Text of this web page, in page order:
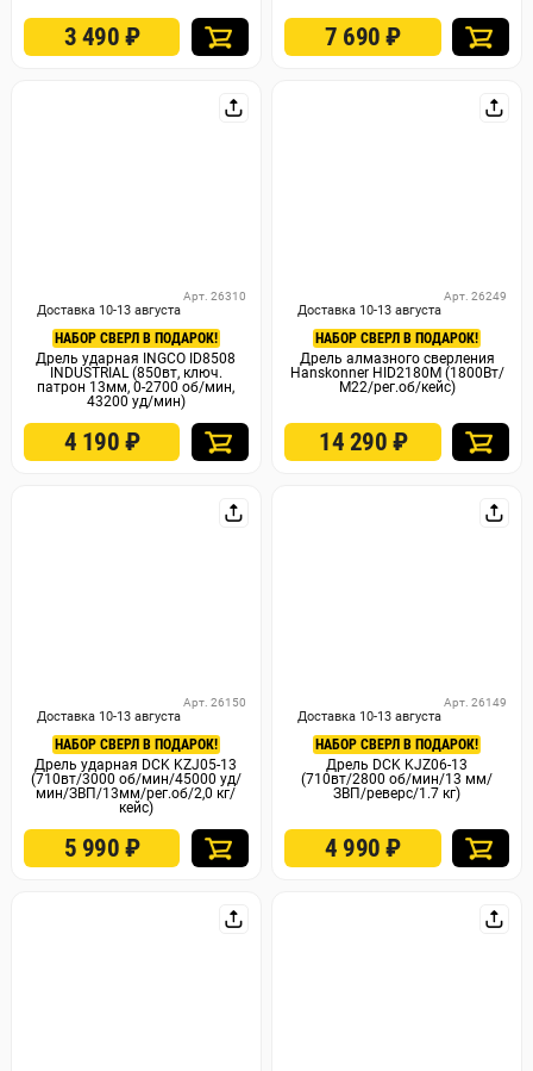
3 490 ₽ 7 690₽
Доставка 10-13 августа
Арт. 26310
НАБОР СВЕРЛ В ПОДАРОК!
Дрель ударная INGCO ID8508
INDUSTRIAL (850вт, ключ.
патрон 13мм, 0-2700 об/мин,
43200 уд/мин)
4 190 ₽
Доставка 10-13 августа
Арт. 26249
НАБОР СВЕРЛ В ПОДАРОК!
Дрель алмазного сверления
Hanskonner HID2180M (1800Вт/
М22/рег.об/кейс)
14 290 ₽
Доставка 10-13 августа
Арт. 26150
НАБОР СВЕРЛ В ПОДАРОК!
Дрель ударная DCK KZJ05-13
(710вт/3000 об/мин/45000 уд/
мин/ЗВП/13мм/рег.об/2,0 кг/
кейс)
5 990 ₽
Доставка 10-13 августа
Арт. 26149
НАБОР СВЕРЛ В ПОДАРОК!
Дрель DCK KJZ06-13
(710вт/2800 об/мин/13 мм/
ЗВП/реверс/1.7 кг)
4 990₽